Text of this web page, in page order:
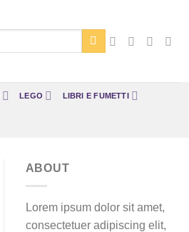
LEGO LIBRI E FUMETTI
ABOUT
Lorem ipsum dolor sit amet,
consectetuer adipiscing elit,